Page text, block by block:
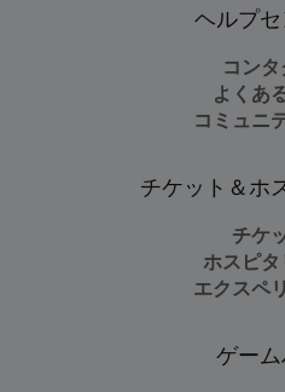
ヘルプ
コンタ
よくあ
コミュニ
チケット＆ホ
チケ
ホスピタ
エクスペ
ゲーム